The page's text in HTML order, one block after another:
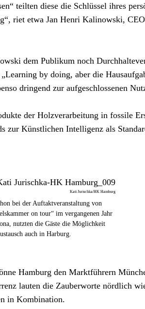
teilten diese die Schlüssel ihres
riet etwa Jan Henri Kalinowski,
dem Publikum noch
by doing, aber die
dringend zur aufgeschlossenen
der Holzverarbeitung in fossile
zur Künstlichen Intelligenz als
Kati Jurischka/HK Hamburg
bei der Auftaktveranstaltung von
on tour“ im vergangenen Jahr
nutzten die Gäste die Möglichkeit
auch in Harburg.
Hamburg den Marktführern
lauten die Zauberworte nördlich
in Kombination.